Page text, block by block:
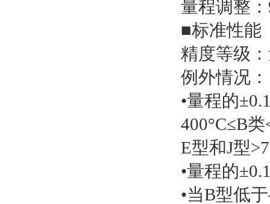
量程调整
■标准性能
精度等级
例外情况：
•量程的
400°C≤B类
E型和J型
•量程的
•当B型低